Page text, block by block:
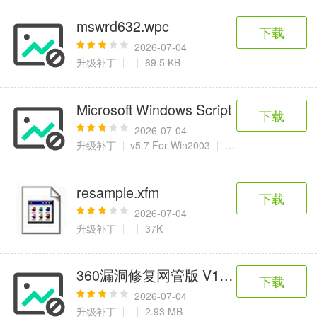
mswrd632.wpc
2026-07-04
升级补丁
69.5 KB
下载
Microsoft Windows Script
2026-07-04
升级补丁
v5.7 For Win2003 1.01 MB
下载
resample.xfm
2026-07-04
升级补丁
37K
下载
360漏洞修复网管版 V1.0.0.0
2026-07-04
升级补丁
2.93 MB
下载